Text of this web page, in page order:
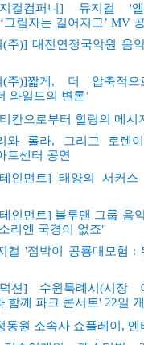
컬컴퍼니 ] 뮤지컬 '
‘그림자는 길어지고’ MV
(주)]대전연정국악원 음
(주)]짧게 , 더 압축적으
와일드의 변론’
칸으로부터 힐링의 메시
와 롤라, 그리고 로렌
트센터 공연
인먼트]태양의 서커스
인먼트] 블루맨 그룹 음
리엔 국경이 없죠"
컬 '점박이 공룡대모험 :
션] 수원특례시 (시장
함께 파크 콘서트' 22일
동원 소속사 쇼플레이, 엔